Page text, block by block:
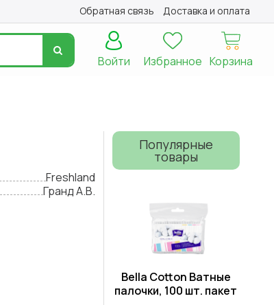
Обратная связь Доставка и оплата
Корзина
Избранное
Войти
Freshland
Гранд А.В.
Популярные
товары
Bella Cotton Ватные
палочки, 100 шт. пакет